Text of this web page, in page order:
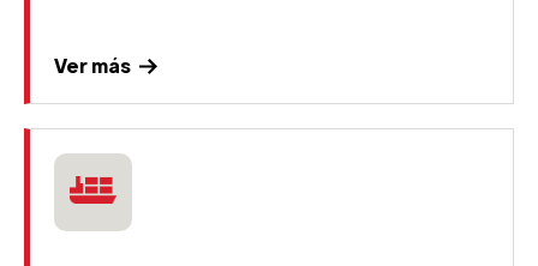
Ver más